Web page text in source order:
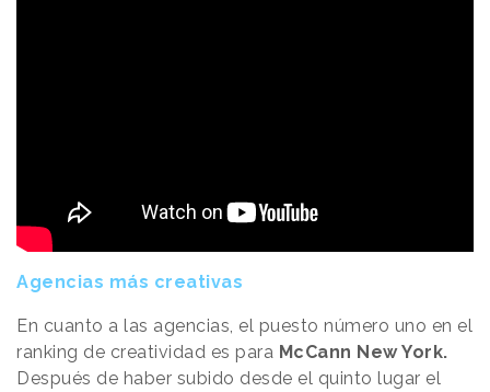
Agencias más creativas
En cuanto a las agencias, el puesto número uno en el
ranking de creatividad es para McCann New York.
Después de haber subido desde el quinto lugar el